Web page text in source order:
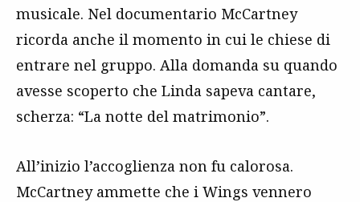
musicale. Nel documentario McCartney
ricorda anche il momento in cui le chiese di
entrare nel gruppo. Alla domanda su quando
avesse scoperto che Linda sapeva cantare,
scherza: “La notte del matrimonio”.
All’inizio l’accoglienza non fu calorosa.
McCartney ammette che i Wings vennero